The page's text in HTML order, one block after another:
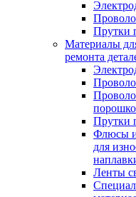
Прутки
Материалы
ремонта
Прутки
Флюсы
для
Ленты